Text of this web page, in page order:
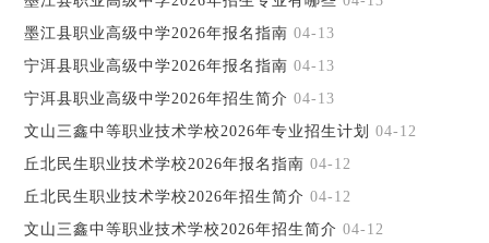
墨江县职业高级中学2026年报名指南 04-13
宁洱县职业高级中学2026年报名指南 04-13
宁洱县职业高级中学2026年招生简介 04-13
文山三鑫中等职业技术学校2026年专业招生计划
04-12
丘北民生职业技术学校2026年报名指南 04-12
丘北民生职业技术学校2026年招生简介 04-12
文山三鑫中等职业技术学校2026年招生简介 04-12